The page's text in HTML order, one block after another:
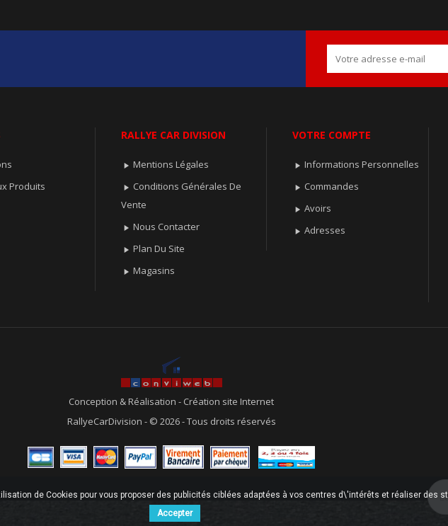
Produits
RALLYE CAR DIVISION
 Mentions Légales
 Conditions Générales De
Vente
 Nous Contacter
 Plan Du Site
 Magasins
VOTRE COMPTE
 Informations Personnelles
 Commandes
 Avoirs
 Adresses
Conception & Réalisation - Création site Internet
RallyeCarDivision - © 2026 - Tous droits réservés
de Cookies pour vous proposer des publicités ciblées adaptées à vos centres d\'intérêts et réaliser des
Accepter